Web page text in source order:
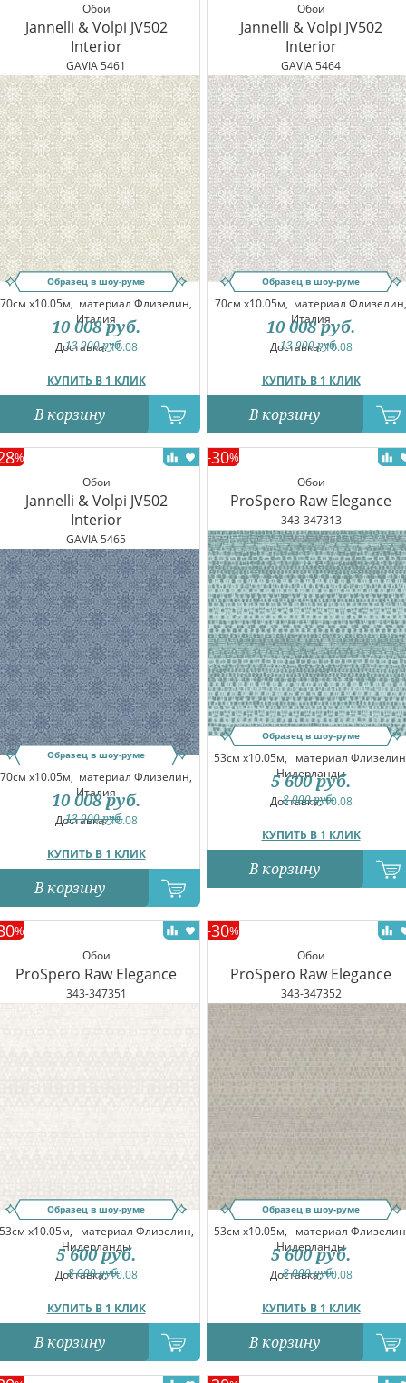
Обои
Jannelli & Volpi JV502
Interior
GAVIA 5461
Образец в шоу-руме
70см x10.05м, материал Флизелин,
Италия
Доставка:10.08
КУПИТЬ В 1 КЛИК
13 900руб.
10 008 руб.
В корзину
Обои
Jannelli & Volpi JV502
Interior
GAVIA 5464
Образец в шоу-руме
70см x10.05м, материал Флизелин,
Италия
Доставка:10.08
КУПИТЬ В 1 КЛИК
13 900руб.
10 008 руб.
В корзину
Обои
Jannelli & Volpi JV502
Interior
GAVIA 5465
%
Образец в шоу-руме
70см x10.05м, материал Флизелин,
Италия
Доставка:10.08
КУПИТЬ В 1 КЛИК
13 900руб.
10 008 руб.
В корзину
Обои
ProSpero Raw Elegance
343-347313
-30%
Образец в шоу-руме
53см x10.05м, материал
Нидерланды
Доставка:10.08
КУПИТЬ В 1 КЛИК
8 000руб.
5 600 руб.
В корзину
Обои
ProSpero Raw Elegance
343-347351
%
Образец в шоу-руме
x10.05м, материал Флизелин,
Нидерланды
Доставка:10.08
КУПИТЬ В 1 КЛИК
8 000руб.
5 600 руб.
В корзину
Обои
ProSpero Raw Elegance
343-347352
-30%
Образец в шоу-руме
53см x10.05м, материал
Нидерланды
Доставка:10.08
КУПИТЬ В 1 КЛИК
8 000руб.
5 600 руб.
В корзину